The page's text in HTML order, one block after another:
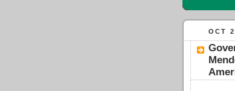
OCT